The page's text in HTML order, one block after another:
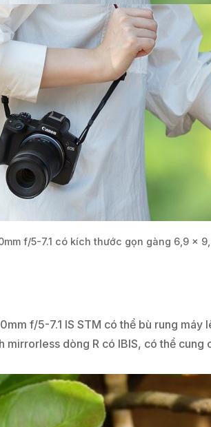
f/5-7.1 có kích thước gọn gàng 6,9 x
f/5-7.1 IS STM có thể bù rung
dòng R có IBIS, có thể